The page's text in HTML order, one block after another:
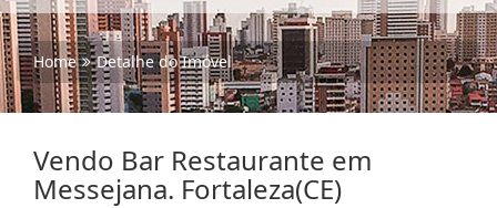
Home Detalhe do Imóvel
Vendo Bar Restaurante em
Messejana. Fortaleza(CE)